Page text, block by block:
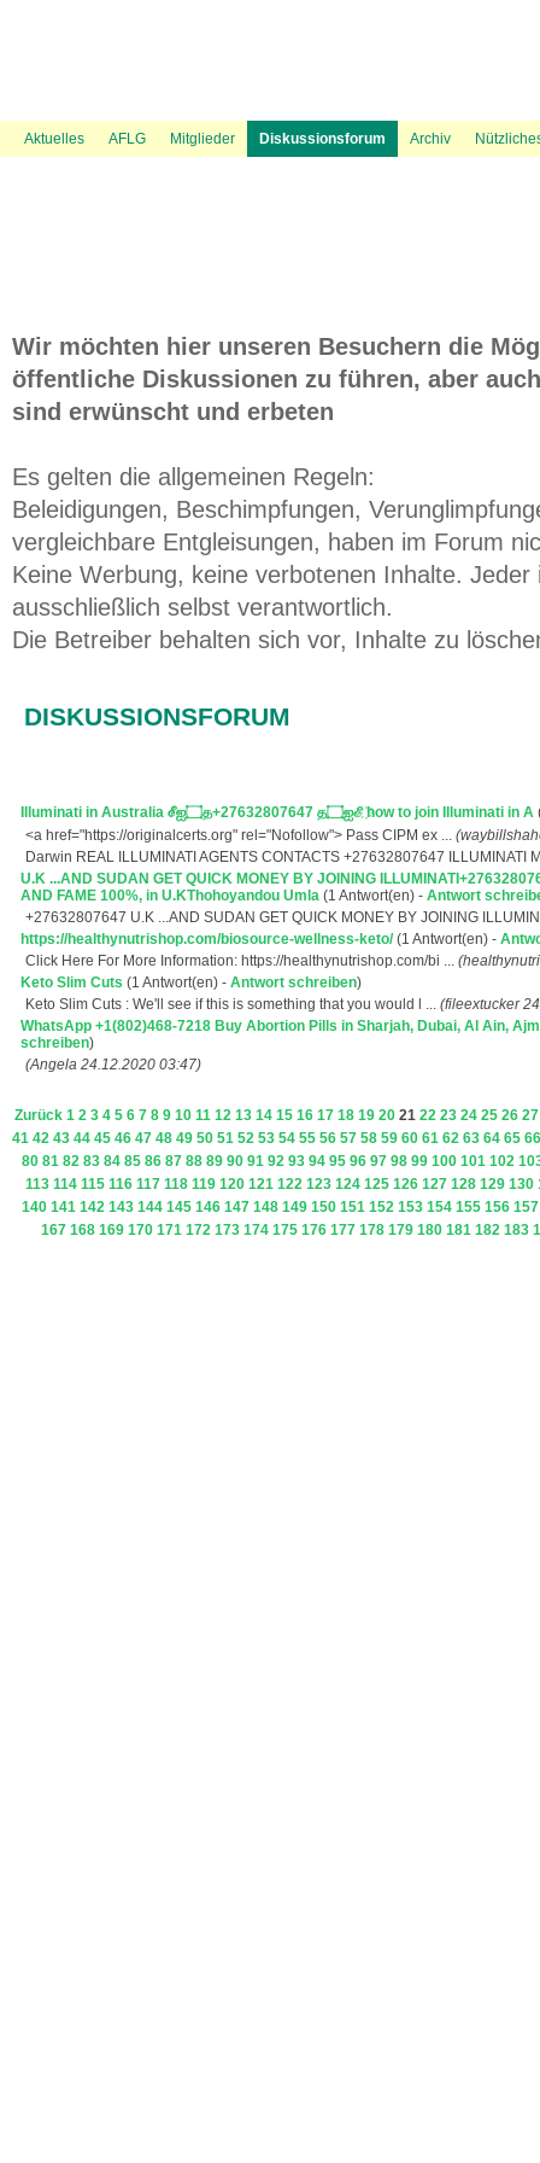
Aktuelles AFLG Mitglieder Diskussionsforum Archiv
News Ticker UVP Verfahren Laufende rechtliche Aktivitäten
Über uns Information Gästebuch
UVP Unterlagen Amtshaftungsklage Mediation
Politik Presse Recht
Flugspuren Flugwetter Austrowetter Fluglärmmessung des DFLD
Flugbeschränkungsgebiet Wien UVE Flugrouten Bevölkerungsdichte
Wir möchten hier unseren Besuchern die
öffentliche Diskussionen zu führen, aber
sind erwünscht und erbeten
Es gelten die allgemeinen Regeln:
Beleidigungen, Beschimpfungen,
vergleichbare Entgleisungen, haben im Forum
Keine Werbung, keine verbotenen Inhalte.
ausschließlich selbst verantwortlich.
Die Betreiber behalten sich vor, Inhalte zu
DISKUSSIONSFORUM
Illuminati in Australia ℰஐ۝த+27632807647 த۝ஐℰ ҉how to join Illuminati in A
<a href="https://originalcerts.org" rel="Nofollow"> Pass CIPM ex ...
Darwin REAL ILLUMINATI AGENTS CONTACTS +27632807647 ILLUMINATI
U.K ...AND SUDAN GET QUICK MONEY BY JOINING
AND FAME 100%, in U.KThohoyandou Umla (1 Antwort(en) - Antwort
+27632807647 U.K ...AND SUDAN GET QUICK MONEY BY JOINING
https://healthynutrishop.com/biosource-wellness-keto/(1 Antwort(en) -
Click Here For More Information: https://healthynutrishop.com/bi ...
Keto Slim Cuts (1 Antwort(en) - Antwort schreiben)
Keto Slim Cuts : We'll see if this is something that you would l ... (fileextucker
WhatsApp +1(802)468-7218 Buy Abortion Pills in Sharjah, Dubai, Al Ain,
schreiben)
(Angela 24.12.2020 03:47)
Zurück 1 2 3 4 5 6 7 8 9 10 11 12 13 14 15 16 17 18 19 20 21 22 23 24 25 26 27
41 42 43 44 45 46 47 48 49 50 51 52 53 54 55 56 57 58 59 60 61 62 63 64 65 66
80 81 82 83 84 85 86 87 88 89 90 91 92 93 94 95 96 97 98 99 100 101 102
113 114 115 116 117 118 119 120 121 122 123 124 125 126 127 128 129 130
140 141 142 143 144 145 146 147 148 149 150 151 152 153 154 155 156 157
167 168 169 170 171 172 173 174 175 176 177 178 179 180 181 182 183